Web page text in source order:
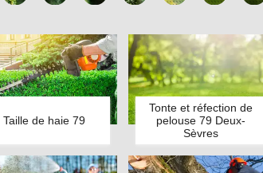
Taille de haie 79
Tonte et réfection de
pelouse 79 Deux-
Sèvres